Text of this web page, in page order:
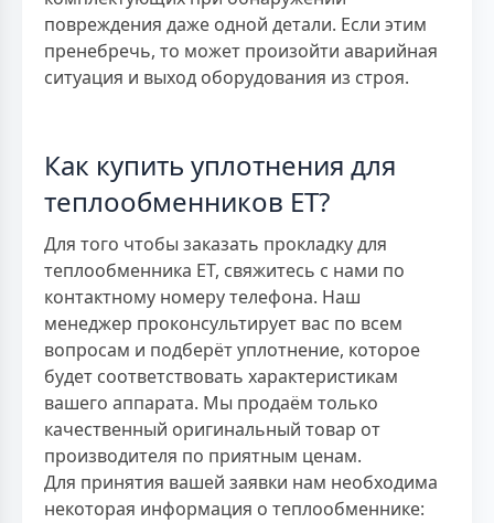
повреждения даже одной детали. Если этим
пренебречь, то может произойти аварийная
ситуация и выход оборудования из строя.
Как купить уплотнения для
теплообменников ЕТ?
Для того чтобы заказать прокладку для
теплообменника ЕТ, свяжитесь с нами по
контактному номеру телефона. Наш
менеджер проконсультирует вас по всем
вопросам и подберёт уплотнение, которое
будет соответствовать характеристикам
вашего аппарата. Мы продаём только
качественный оригинальный товар от
производителя по приятным ценам.
Для принятия вашей заявки нам необходима
некоторая информация о теплообменнике: